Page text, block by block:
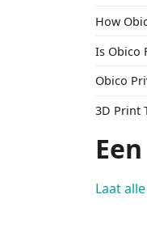
How
Is Obico
Obico
3D Print
Laat